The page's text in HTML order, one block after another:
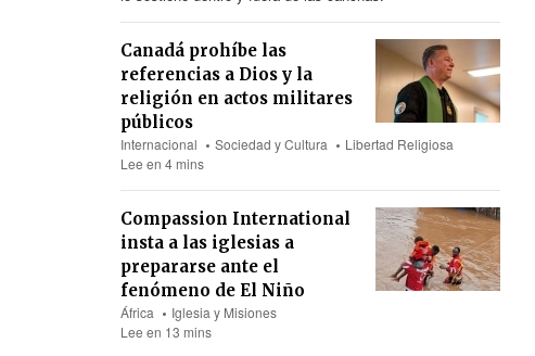
Canadá prohíbe las
referencias a Dios y la
religión en actos militares
públicos
Internacional Sociedad y Cultura
Libertad Religiosa
Lee en 4 mins
Compassion International
insta a las iglesias a
prepararse ante el
fenómeno de El Niño
África
Iglesia y Misiones
Lee en 13 mins